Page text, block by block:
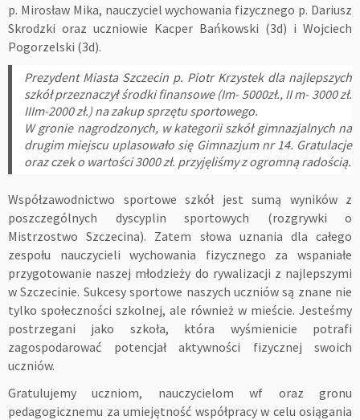
p. Mirosław Mika, nauczyciel wychowania fizycznego p. Dariusz
Skrodzki oraz uczniowie Kacper Bańkowski (3d) i Wojciech
Pogorzelski (3d).
Prezydent Miasta Szczecin p. Piotr Krzystek dla najlepszych
szkół przeznaczył środki finansowe (Im- 5000zł., II m- 3000 zł.
IIIm-2000 zł.) na zakup sprzętu sportowego.
W gronie nagrodzonych, w kategorii szkół gimnazjalnych na
drugim miejscu uplasowało się Gimnazjum nr 14. Gratulacje
oraz czek o wartości 3000 zł. przyjęliśmy z ogromną radością.
Współzawodnictwo sportowe szkół jest sumą wyników z
poszczególnych dyscyplin sportowych (rozgrywki o
Mistrzostwo Szczecina). Zatem słowa uznania dla całego
zespołu nauczycieli wychowania fizycznego za wspaniałe
przygotowanie naszej młodzieży do rywalizacji z najlepszymi
w Szczecinie. Sukcesy sportowe naszych uczniów są znane nie
tylko społeczności szkolnej, ale również w mieście. Jesteśmy
postrzegani jako szkoła, która wyśmienicie potrafi
zagospodarować potencjał aktywności fizycznej swoich
uczniów.
Gratulujemy uczniom, nauczycielom wf oraz gronu
pedagogicznemu za umiejętność współpracy w celu osiągania